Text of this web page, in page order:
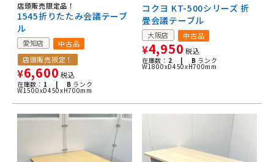
店頭販売限定品！
1545折りたたみ会議テーブ
ル
愛知店
中古品
店頭販売限定！
¥6,600 税込
在庫数： 1 | B ランク
W1500xD450xH700mm
コクヨ KT-500シリーズ 折
畳会議テーブル
大阪店 中古品
¥4,950 税込
在庫数： 2 | B ランク
W1800xD450xH700mm